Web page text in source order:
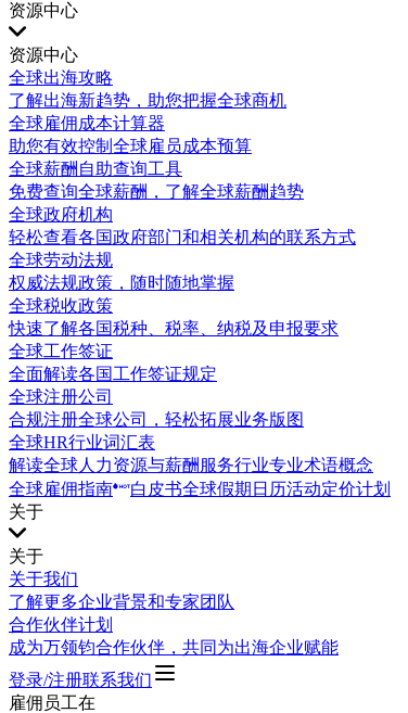
资源中心
资源中心
全球出海攻略
了解出海新趋势，助您把握全球商机
全球雇佣成本计算器
助您有效控制全球雇员成本预算
全球薪酬自助查询工具
免费查询全球薪酬，了解全球薪酬趋势
全球政府机构
轻松查看各国政府部门和相关机构的联系方式
全球劳动法规
权威法规政策，随时随地掌握
全球税收政策
快速了解各国税种、税率、纳税及申报要求
全球工作签证
全面解读各国工作签证规定
全球注册公司
合规注册全球公司，轻松拓展业务版图
全球HR行业词汇表
解读全球人力资源与薪酬服务行业专业术语概念
全球雇佣指南
白皮书全球假期日历活动定价计划
关于
关于
关于我们
了解更多企业背景和专家团队
合作伙伴计划
成为万领钧合作伙伴，共同为出海企业赋能
登录/注册联系我们
雇佣员工在